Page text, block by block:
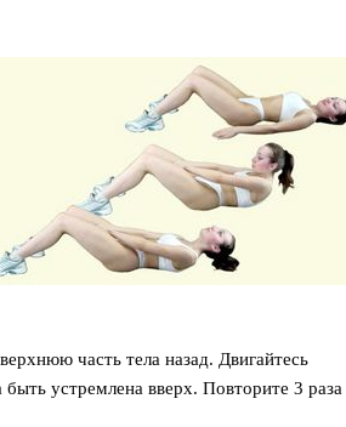
часть тела назад. Двигайтесь
устремлена вверх. Повторите 3 раза